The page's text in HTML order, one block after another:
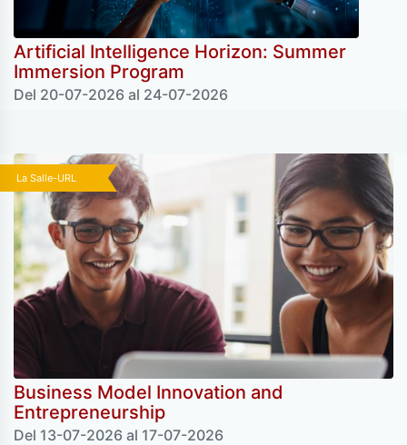
Artificial Intelligence Horizon: Summer
Immersion Program
Del 20-07-2026 al 24-07-2026
La Salle-URL
Business Model Innovation and
Entrepreneurship
Del 13-07-2026 al 17-07-2026